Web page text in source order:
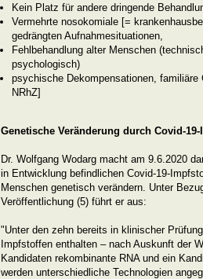
Kein Platz für andere dringende
Vermehrte nosokomiale [=
gedrängten Aufnahmesituationen,
Fehlbehandlung alter Menschen
psychologisch)
psychische Dekompensationen,
NRhZ]
Genetische Veränderung durch Covid-
Dr. Wolfgang Wodarg macht am 9.6.2020
in Entwicklung befindlichen Covid-19-
Menschen genetisch verändern. Unter
Veröffentlichung (5) führt er aus:
"Unter den zehn bereits in klinischer
Impfstoffen enthalten – nach Auskunft der
Kandidaten rekombinante RNA und ein
werden unterschiedliche Technologien